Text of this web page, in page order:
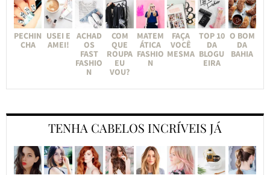
PECHIN
CHA
USEI E
AMEI!
ACHAD
OS
FAST
FASHIO
N
COM
QUE
ROUPA
EU
VOU?
MATEM
ÁTICA
FASHIO
N
FAÇA
VOCÊ
MESMA
TOP 10
DA
BLOGU
EIRA
O BOM
DA
BAHIA
TENHA CABELOS INCRÍVEIS JÁ